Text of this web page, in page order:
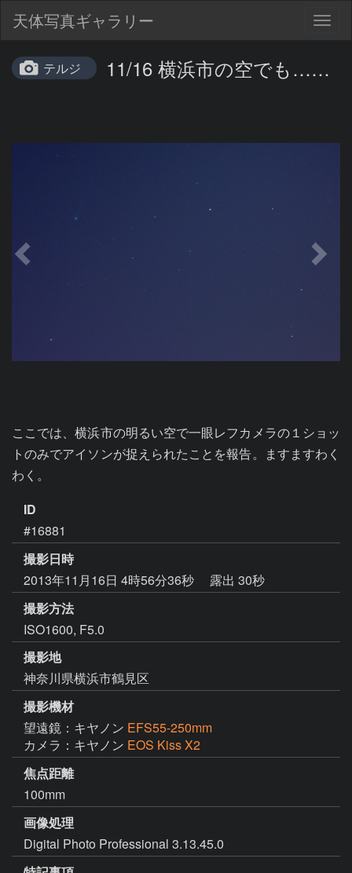
天体写真ギャラリー
テルジ 11/16 横浜市の空でも……
ここでは、横浜市の明るい空で一眼レフカメラの１ショッ
トのみでアイソンが捉えられたことを報告。ますますわく
わく。
ID
#16881
撮影日時
2013年11月16日 4時56分36秒
露出 30秒
撮影方法
ISO1600, F5.0
撮影地
神奈川県横浜市鶴見区
撮影機材
望遠鏡：キヤノン EFS55-250mm
カメラ：キヤノン EOS Kiss X2
焦点距離
100mm
画像処理
Digital Photo Professional 3.13.45.0